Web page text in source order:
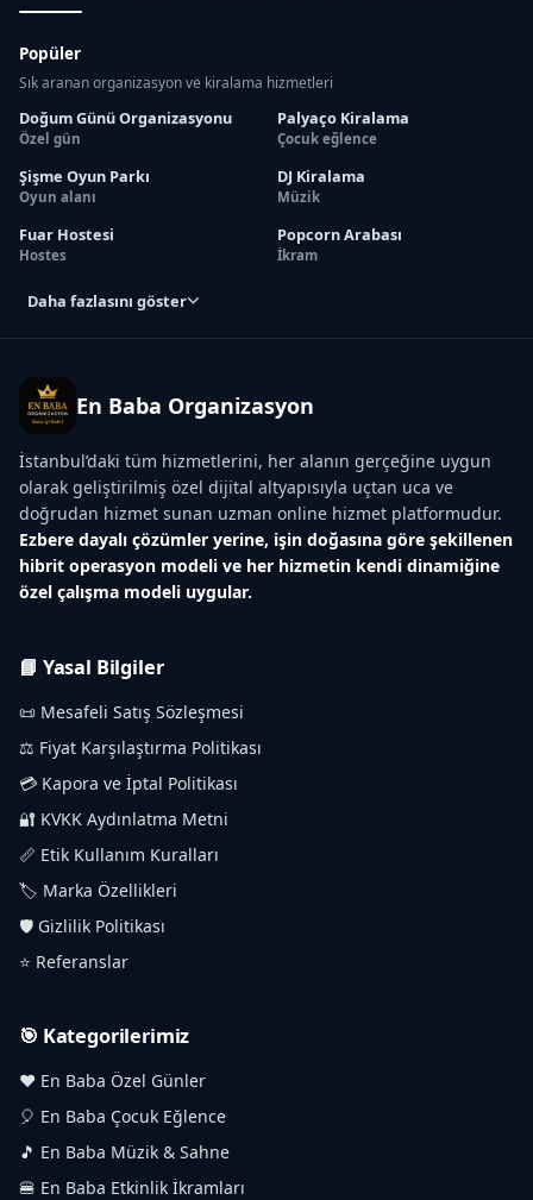
Popüler
Sık aranan organizasyon ve kiralama hizmetleri
Doğum Günü Organizasyonu
Özel gün
Palyaço Kiralama
Çocuk eğlence
Şişme Oyun Parkı
Oyun alanı
DJ Kiralama
Müzik
Fuar Hostesi
Hostes
Popcorn Arabası
İkram
Daha fazlasını göster
En Baba Organizasyon
İstanbul’daki tüm hizmetlerini, her alanın gerçeğine uygun
olarak geliştirilmiş özel dijital altyapısıyla uçtan uca ve
doğrudan hizmet sunan uzman online hizmet platformudur.
Ezbere dayalı çözümler yerine, işin doğasına göre şekillenen
hibrit operasyon modeli ve her hizmetin kendi dinamiğine
özel çalışma modeli uygular.
📘 Yasal Bilgiler
📜 Mesafeli Satış Sözleşmesi
⚖️ Fiyat Karşılaştırma Politikası
💳 Kapora ve İptal Politikası
🔐 KVKK Aydınlatma Metni
📏 Etik Kullanım Kuralları
🏷️ Marka Özellikleri
🛡️ Gizlilik Politikası
⭐ Referanslar
🎯 Kategorilerimiz
❤️ En Baba Özel Günler
🎈 En Baba Çocuk Eğlence
🎵 En Baba Müzik & Sahne
🍔 En Baba Etkinlik İkramları